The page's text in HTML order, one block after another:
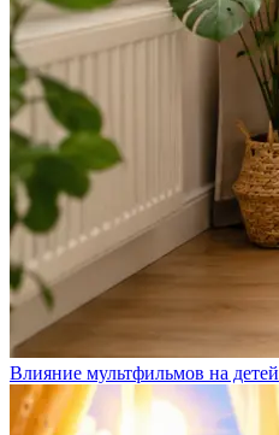
Влияние мультфильмов на детей